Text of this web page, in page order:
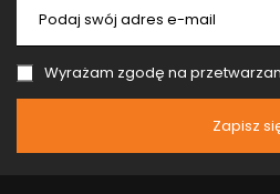
Podaj swój adres e-mail
Wyrażam zgodę na przetwarzanie moich danych osobowych (adres e-mail) na
Zapisz